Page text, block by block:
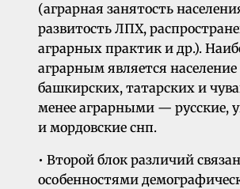
(аграрная занятость
развитость ЛПХ,
аграрных практик и др.).
аграрным является население
башкирских, татарских и
менее аграрными — русские,
и мордовские снп.
• Второй блок различий
особенностями